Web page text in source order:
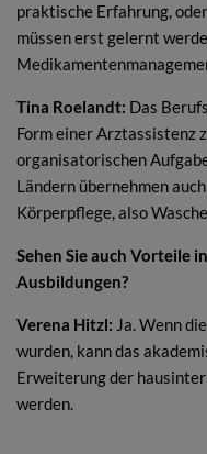
praktische Erfahrung,
müssen erst gelernt
Tina Roelandt: Das
Form einer Arztassistenz
organisatorischen
Ländern übernehmen
Körperpflege, also
Sehen Sie auch Vorteile
Ausbildungen?
Verena Hitzl: Ja. Wenn
wurden, kann das
Erweiterung der
werden.